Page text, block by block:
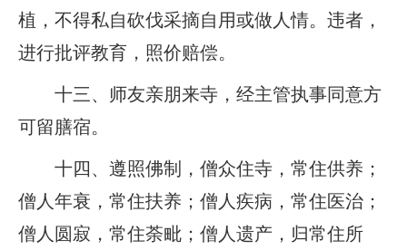
植，不得私自砍伐采摘自用或做人情。违者，
进行批评教育，照价赔偿。
十三、师友亲朋来寺，经主管执事同意方
可留膳宿。
十四、遵照佛制，僧众住寺，常住供养；
僧人年衰，常住扶养；僧人疾病，常住医治；
僧人圆寂，常住荼毗；僧人遗产，归常住所